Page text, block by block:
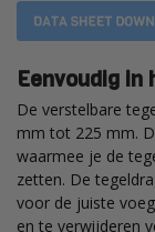
Eenvoudig in
De verstelbare
mm tot 225 mm.
waarmee je de
zetten. De
voor de juiste
en te verwijderen